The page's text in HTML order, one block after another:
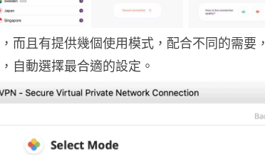
而且有提供幾個使用模式，配合不同的需要，
自動選擇最合適的設定。